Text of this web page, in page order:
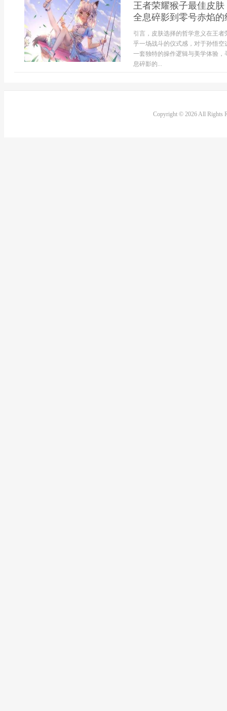
王者荣耀猴子最佳皮
全息碎影到零号赤焰的
引言，皮肤选择的哲学意义在王
乎一场战斗的仪式感，对于孙悟
一套独特的操作逻辑与美学体验
息碎影的...
Copyright © 2026 All Rights